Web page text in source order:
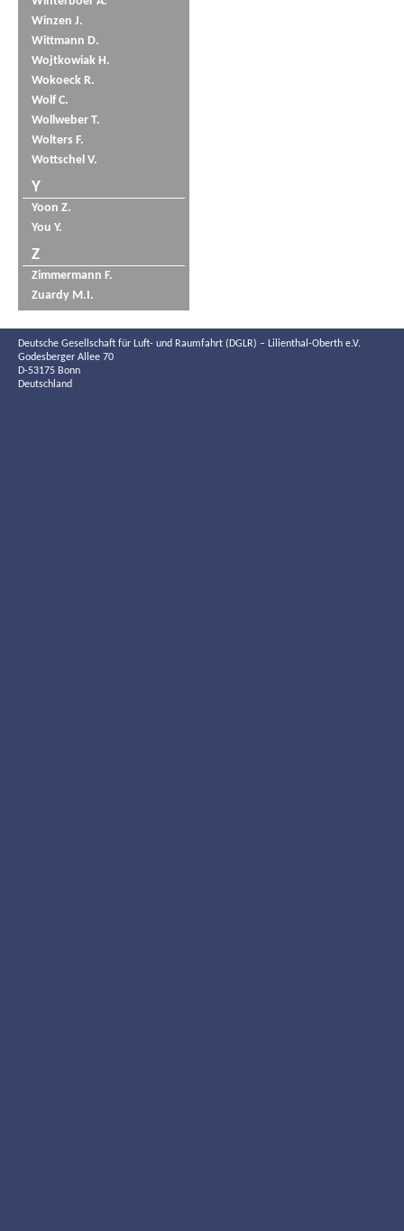
Winzen J.
Wittmann D.
Wojtkowiak H.
Wokoeck R.
Wolf C.
Wollweber T.
Wolters F.
Wottschel V.
Y
Yoon Z.
You Y.
Z
Zimmermann F.
Zuardy M.I.
Deutsche Gesellschaft für Luft- und Raumfahrt (DGLR) – Lilienthal-Oberth e.V.
Godesberger Allee 70
D-53175 Bonn
Deutschland